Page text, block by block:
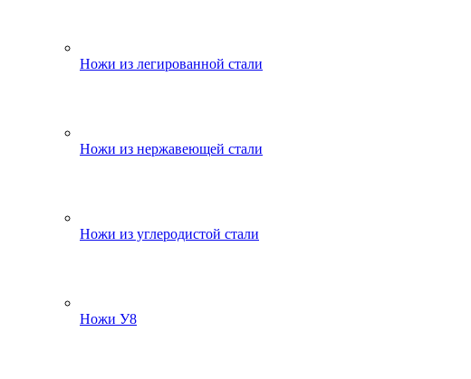
Ножи из легированной стали
Ножи из нержавеющей стали
Ножи из углеродистой стали
Ножи У8